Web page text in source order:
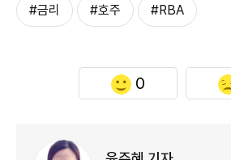
#금리 #호주 #RBA
0